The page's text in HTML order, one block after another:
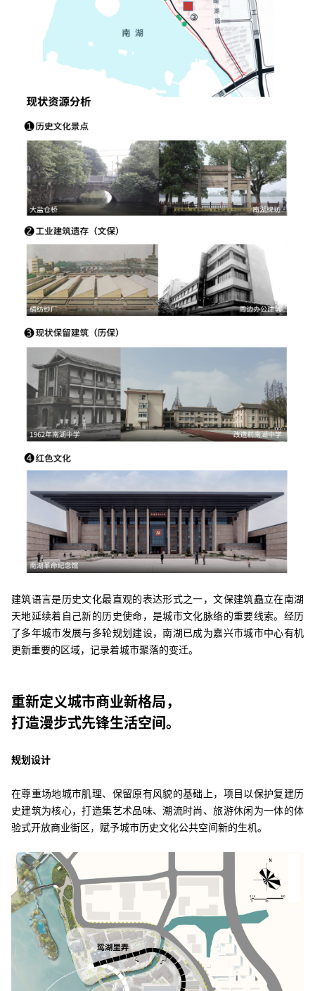
建筑语言是历史文化最直观的表达形式之一，文保建筑矗立在南湖
天地延续着自己新的历史使命，是城市文化脉络的重要线索。经历
了多年城市发展与多轮规划建设，南湖已成为嘉兴市城市中心有机
更新重要的区域，记录着城市聚落的变迁。
重新定义城市商业新格局，
打造漫步式先锋生活空间。
规划设计
在尊重场地城市肌理、保留原有风貌的基础上，项目以保护复建历
史建筑为核心，打造集艺术品味、潮流时尚、旅游休闲为一体的体
验式开放商业街区，赋予城市历史文化公共空间新的生机。